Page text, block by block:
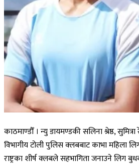
काठमाण्डौँ । न्यु डायमण्डकी सलिना श्रेष्ठ,
विभागीय टोली पुलिस क्लबबाट काभा महिला
राष्ट्रका शीर्ष क्लबले सहभागिता जनाउने लिग